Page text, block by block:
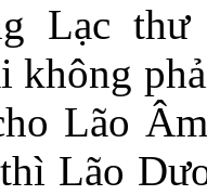
Lạc
không
Lão
Lão